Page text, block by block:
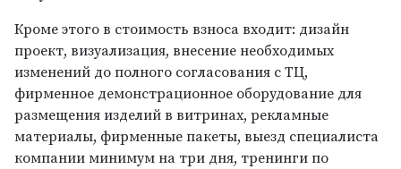
Кроме этого в стоимость взноса входит: дизайн
проект, визуализация, внесение необходимых
изменений до полного согласования с ТЦ,
фирменное демонстрационное оборудование для
размещения изделий в витринах, рекламные
материалы, фирменные пакеты, выезд специалиста
компании минимум на три дня, тренинги по